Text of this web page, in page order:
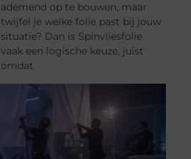
ademend op te bouwen, maar
twijfel je welke folie past bij jouw
situatie? Dan is Spinvliesfolie
vaak een logische keuze, juist
omdat